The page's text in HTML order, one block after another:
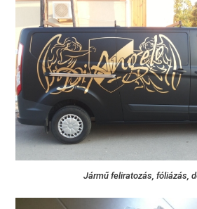
Jármű feliratozás, fóliázás,